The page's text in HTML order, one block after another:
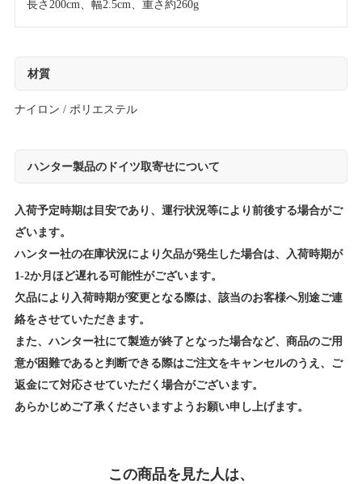
長さ200cm、幅2.5cm、重さ約260g
材質
ナイロン / ポリエステル
ハンター製品のドイツ取寄せについて
入荷予定時期は目安であり、運行状況等により前後する場合がご
ざいます。
ハンター社の在庫状況により欠品が発生した場合は、入荷時期が
1-2か月ほど遅れる可能性がございます。
欠品により入荷時期が変更となる際は、該当のお客様へ別途ご連
絡をさせていただきます。
また、ハンター社にて製造が終了となった場合など、商品のご用
意が困難であると判断できる際はご注文をキャンセルのうえ、ご
返金にて対応させていただく場合がございます。
あらかじめご了承くださいますようお願い申し上げます。
この商品を見た人は、